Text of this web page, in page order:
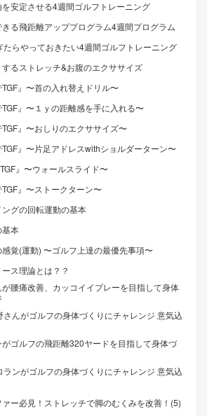
安定させる4週間ゴルフトレーニング
る飛距離アッププログラム4週間プログラム
らやっておきたい4週間ゴルフトレーニング
るストレッチ&お腹のエクササイズ
』〜首の入れ替えドリル〜
』〜１ｙの距離感を手に入れる〜
』〜おしりのエクササイズ〜
』〜片足アドレスwithショルダーターン〜
』〜ウォールスライド〜
』〜ストークターン〜
グの回転運動の基本
本
覚(運動) 〜ゴルフ上達の最優先事項〜
ス理論とは？？
腰痛改善、カッコイイプレーを目指して身体
んがゴルフの身体づくりにチャレンジ 意気込
ゴルフの飛距離320ヤードを目指して身体づ
ンがゴルフの身体づくりにチャレンジ 意気込
ー必見！ストレッチで脚のむくみを改善！(5)